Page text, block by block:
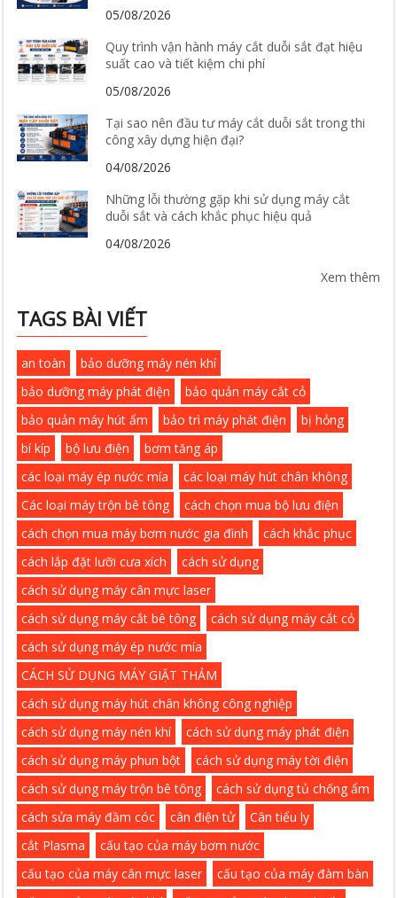
05/08/2026
Quy trình vận hành máy cắt duỗi sắt đạt hiệu
suất cao và tiết kiệm chi phí
05/08/2026
Tại sao nên đầu tư máy cắt duỗi sắt trong thi
công xây dựng hiện đại?
04/08/2026
Những lỗi thường gặp khi sử dụng máy cắt
duỗi sắt và cách khắc phục hiệu quả
04/08/2026
Xem thêm
TAGS BÀI VIẾT
an toàn
bảo dưỡng máy nén khí
bảo dưỡng máy phát điện
bảo quản máy cắt cỏ
bảo quản máy hút ẩm
bảo trì máy phát điện
bị hỏng
bí kíp
bộ lưu điện
bơm tăng áp
các loại máy ép nước mía
các loại máy hút chân không
Các loại máy trộn bê tông
cách chọn mua bộ lưu điện
cách chọn mua máy bơm nước gia đình
cách khắc phục
cách lắp đặt lưỡi cưa xích
cách sử dụng
cách sử dụng máy cân mực laser
cách sử dụng máy cắt bê tông
cách sử dụng máy cắt cỏ
cách sử dụng máy ép nước mía
CÁCH SỬ DỤNG MÁY GIẶT THẢM
cách sử dụng máy hút chân không công nghiệp
cách sử dụng máy nén khí
cách sử dụng máy phát điện
cách sử dụng máy phun bột
cách sử dụng máy tời điện
cách sử dụng máy trộn bê tông
cách sử dụng tủ chống ẩm
cách sửa máy đầm cóc
cân điện tử
Cân tiểu ly
cắt Plasma
cấu tạo của máy bơm nước
cấu tạo của máy cân mực laser
cấu tạo của máy đàm bàn